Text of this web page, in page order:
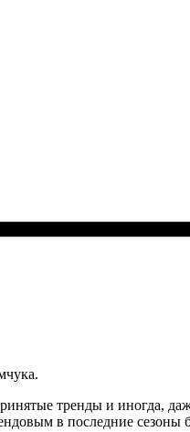
тренды и иногда,
в последние сезоны